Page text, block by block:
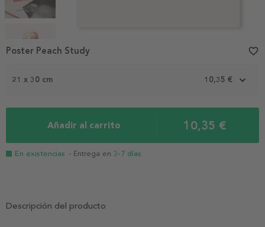
1
21 x 30 cm 10,35 €
Añadir al carrito 10,35 €
En existencias - Entrega en 3-7 días
Poster Peach Study favorite_border
Descripción del producto